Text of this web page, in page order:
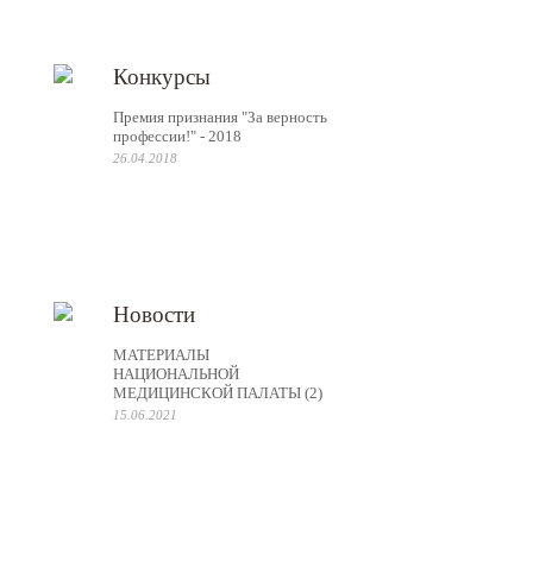
Конкурсы
Премия признания "За верность
профессии!" - 2018
26.04.2018
Новости
МАТЕРИАЛЫ
НАЦИОНАЛЬНОЙ
МЕДИЦИНСКОЙ ПАЛАТЫ (2)
15.06.2021